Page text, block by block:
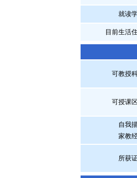
就读
目前生活
可教授
可授课
自我
家教
所获